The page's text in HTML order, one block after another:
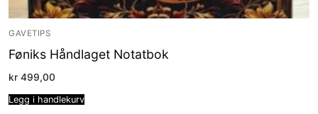
GAVETIPS
Føniks Håndlaget Notatbok
kr 499,00
Legg i handlekurv